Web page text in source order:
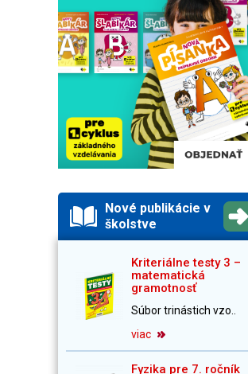
Nové publikácie v
školstve
Kriteriálne testy 3 –
matematická
gramotnosť
Súbor trinástich vzo..
viac
Fyzika pre 7. ročník